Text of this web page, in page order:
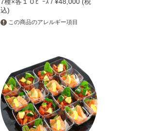
込)
この商品のアレルギー項目